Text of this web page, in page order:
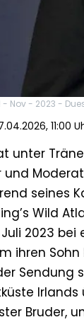
- Nov - 2023 -
11:00
unter
seines
Wild
2023
ihren
Sendung
Irlands
Bruder,